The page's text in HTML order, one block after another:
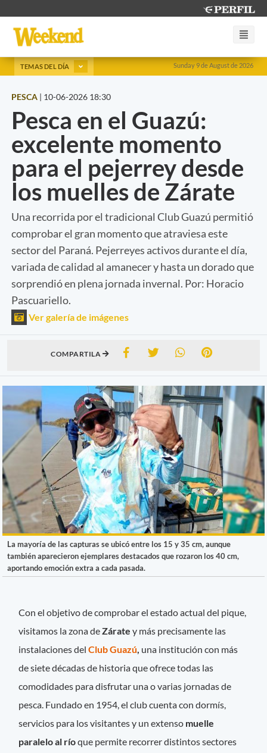
Sunday 9 de August de 2026
TEMAS DEL DÍA
PESCA | 10-06-2026 18:30
Pesca en el Guazú:
excelente momento
para el pejerrey desde
los muelles de Zárate
Una recorrida por el tradicional Club Guazú permitió
comprobar el gran momento que atraviesa este
sector del Paraná. Pejerreyes activos durante el día,
variada de calidad al amanecer y hasta un dorado que
sorprendió en plena jornada invernal. Por: Horacio
Pascuariello.
Ver galería de imágenes
COMPARTILA
La mayoría de las capturas se ubicó entre los 15 y 35 cm, aunque
también aparecieron ejemplares destacados que rozaron los 40 cm,
aportando emoción extra a cada pasada.
Con el objetivo de comprobar el estado actual del pique,
visitamos la zona deZáratey más precisamente las
instalaciones delClub Guazú una institución con más
de siete décadas de historia que ofrece todas las
comodidades para disfrutar una o varias jornadas de
pesca. Fundado en 1954, el club cuenta con dormís,
servicios para los visitantes y un extenso muelle
paralelo al ríoque permite recorrer distintos sectores